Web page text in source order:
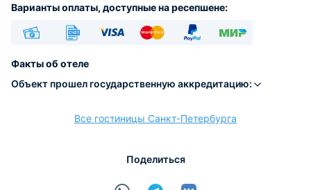
Варианты оплаты, доступные на ресепшене:
расчёт
Факты об отеле
Объект прошел государственную аккредитацию:
Все гостиницы Санкт-Петербурга
Поделиться